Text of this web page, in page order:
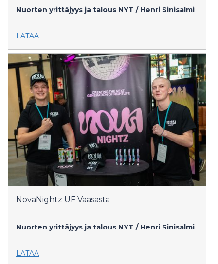
Nuorten yrittäjyys ja talous NYT / Henri Sinisalmi
LATAA
NovaNightz UF Vaasasta
Nuorten yrittäjyys ja talous NYT / Henri Sinisalmi
LATAA